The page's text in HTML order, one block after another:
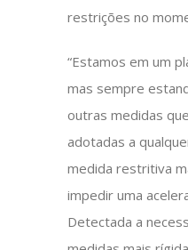
restrições no
“Estamos em um
mas sempre
outras medidas
adotadas a
medida restritiva
impedir uma
Detectada a